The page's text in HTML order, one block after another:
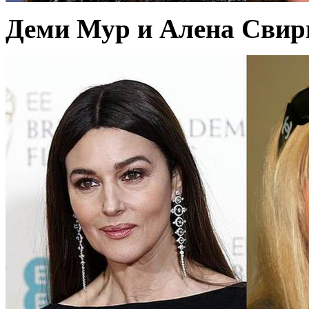
Деми Мур и Алена